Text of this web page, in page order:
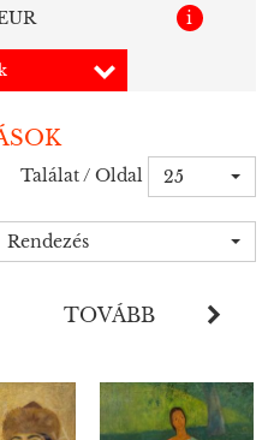
i
Találat / Oldal 25
Rendezés
TOVÁBB